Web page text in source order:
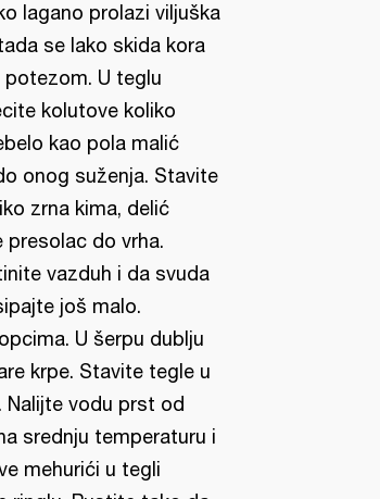
lagano prolazi viljuška
se lako skida kora
potezom. U teglu
kolutove koliko
kao pola malić
onog suženja. Stavite
zrna kima, delić
presolac do vrha.
vazduh i da svuda
još malo.
U šerpu dublju
krpe. Stavite tegle u
Nalijte vodu prst od
srednju temperaturu i
mehurići u tegli